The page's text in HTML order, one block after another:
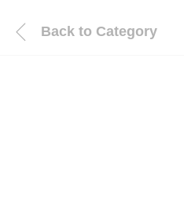
Back to Category